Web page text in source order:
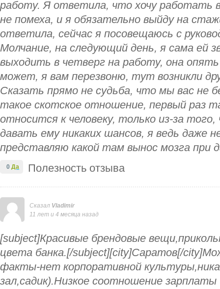
работу. Я ответила, что хочу работать
не помеха, и я обязательно выйду на
ответила, сейчас я посовещаюсь с
Молчание, на следующий день, я сама ей
выходить в четверг на работу, она
может, я вам перезвоню, тут возникли
Сказать прямо не судьба, что мы вас не
такое скотское отношение, первый раз
относится к человеку, только из-за
давать ему никаких шансов, я ведь даже
представляю какой там вынос мозга при
Полезность отзыва
0 Да
Сказал Vladimir
11 лет и 4 месяца назад
[subject]Красивые брендовые
цвета банка.[/subject][city]Саратов[/
факты-нет корпоративной
зал,садик).Низкое соотношение